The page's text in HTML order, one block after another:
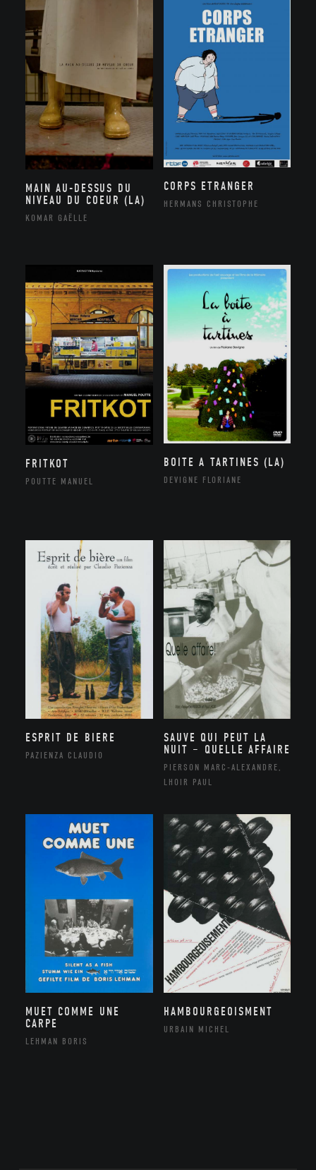
MAIN AU-DESSUS DU
NIVEAU DU COEUR (LA)
KOMAR GAËLLE
CORPS ETRANGER
HERMANS CHRISTOPHE
FRITKOT
POUTTE MANUEL
BOITE A TARTINES (LA)
DEVIGNE FLORIANE
ESPRIT DE BIERE
PAZIENZA CLAUDIO
SAUVE QUI PEUT LA
NUIT – QUELLE AFFAIRE
PIERSON MARC-ALEXANDRE,
LHOIR PAUL
MUET COMME UNE
CARPE
LEHMAN BORIS
HAMBOURGEOISMENT
URBAIN MICHEL